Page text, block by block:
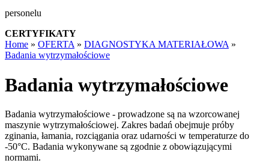
personelu
CERTYFIKATY
Home » OFERTA » DIAGNOSTYKA MATERIAŁOWA »
Badania wytrzymałościowe
Badania wytrzymałościowe
Badania wytrzymałościowe - prowadzone są na wzorcowanej
maszynie wytrzymałościowej. Zakres badań obejmuje próby
zginania, łamania, rozciągania oraz udarności w temperaturze do
-50°C. Badania wykonywane są zgodnie z obowiązującymi
normami.